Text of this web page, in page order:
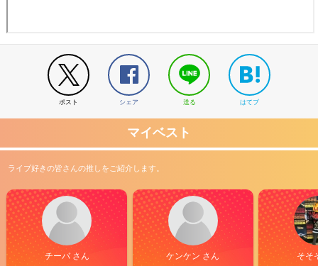
ポスト シェア 送る はてブ
マイベスト
ライブ好きの皆さんの推しをご紹介します。
チーバ さん ケンケン さん そそ